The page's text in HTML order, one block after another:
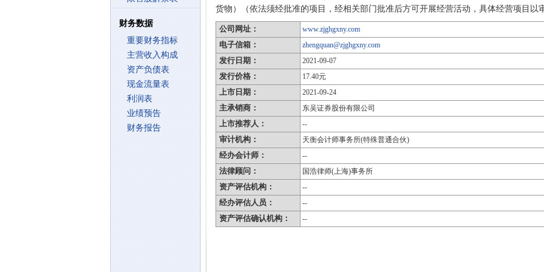
财务数据
重要财务指标
主营收入构成
资产负债表
现金流量表
利润表
业绩预告
财务报告
货物）（依法须经批准的项目，经相关部门批准后方可开展经营活动，具体经营项目以
公司网址： www.zjghgxny.com
电子信箱： zhengquan@zjghgxny.com
发行日期： 2021-09-07
发行价格： 17.40元
上市日期： 2021-09-24
主承销商： 东吴证券股份有限公司
上市推荐人： --
审计机构： 天衡会计师事务所(特殊普通合伙)
经办会计师： --
法律顾问： 国浩律师(上海)事务所
资产评估机构： --
经办评估人员： --
资产评估确认机构： --